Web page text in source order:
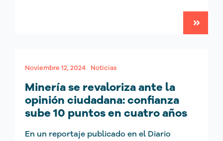
Noviembre 12, 2024 Noticias
Minería se revaloriza ante la
opinión ciudadana: confianza
sube 10 puntos en cuatro años
En un reportaje publicado en el Diario